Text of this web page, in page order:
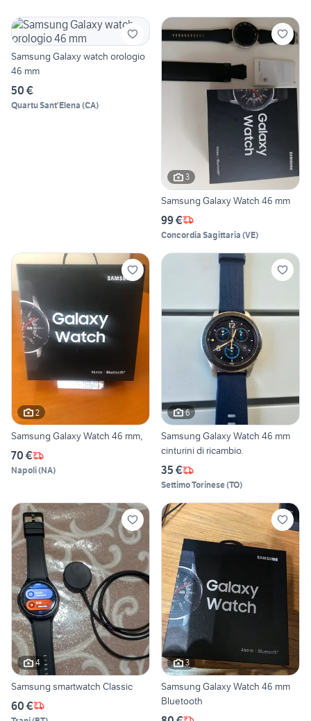
Samsung Galaxy watch orologio
46 mm
50 €
Quartu Sant'Elena (CA)
3
Samsung Galaxy Watch 46 mm
99 €
Concordia Sagittaria (VE)
2
Samsung Galaxy Watch 46 mm,
70 €
Napoli(NA)
6
Samsung Galaxy Watch 46 mm
cinturini di ricambio.
35 €
Settimo Torinese(TO)
4
Samsung smartwatch Classic
60 €
3
Samsung Galaxy Watch 46 mm
Bluetooth